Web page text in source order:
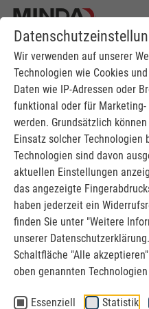
Wir verwenden auf unserer
Technologien wie Cookies
Daten wie IP-Adressen oder
funktional oder für
werden. Grundsätzlich
Einsatz solcher Technologien
Technologien sind davon
aktuellen Einstellungen
das angezeigte
haben jederzeit ein
finden Sie unter "Weitere
unserer
Schaltfläche "Alle
oben genannten
Essenziell Statistik
für Standard und
MINDA Massivholzindustrie
Pressensysteme
jede